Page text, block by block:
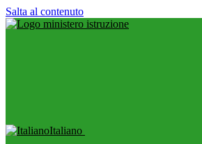
Salta al contenuto
Italiano